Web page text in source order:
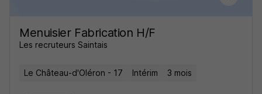
Menuisier Fabrication H/F
Les recruteurs Saintais
Le Château-d'Oléron - 17 Intérim 3 mois